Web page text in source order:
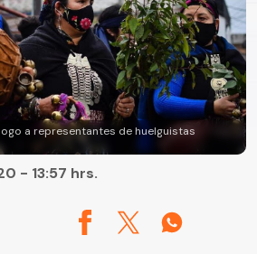
a representantes de huelguistas
- 13:57 hrs.